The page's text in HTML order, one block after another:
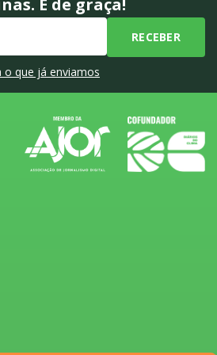
o que já enviamos